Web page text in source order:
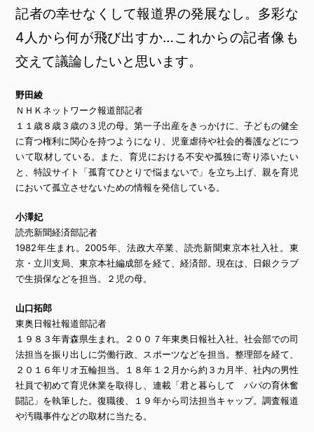
記者の幸せなくして報道界の発展なし。多彩な
4人から何が飛び出すか…これからの記者像も
交えて議論したいと思います。
野田綾
ＮＨＫネットワーク報道部記者
１１歳８歳３歳の３児の母。第一子出産をきっかけに、子どもの健全
に育つ権利に関心を持つようになり、児童虐待や社会的養護などにつ
いて取材している。また、育児における不安や孤独に寄り添いたい
と、特設サイト「孤育てひとりで悩まないで」を立ち上げ、親を育児
において孤立させないための情報を発信している。
小澤妃
読売新聞経済部記者
1982年生まれ。2005年、法政大卒業、読売新聞東京本社入社。東
京・立川支局、東京本社編成部を経て、経済部。現在は、日銀クラブ
で生損保などを担当。２児の母。
山口拓郎
東奥日報社報道部記者
１９８３年青森県生まれ。２００７年東奥日報社入社。社会部での司
法担当を振り出しに労働行政、スポーツなどを担当。整理部を経て、
２０１６年リオ五輪担当。１８年１２月から約３カ月半、社内の男性
社員で初めて育児休業を取得し、連載「君と暮らして パパの育休奮
闘記」を執筆した。復職後、１９年から司法担当キャップ。調査報道
や汚職事件などの取材に当たる。